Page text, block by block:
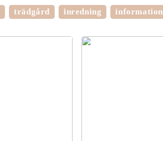
trädgård inredning information